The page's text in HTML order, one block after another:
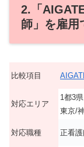
2.「
師」を雇用
比較項目
対応エリア
1都3県
東京/
対応職種 正看